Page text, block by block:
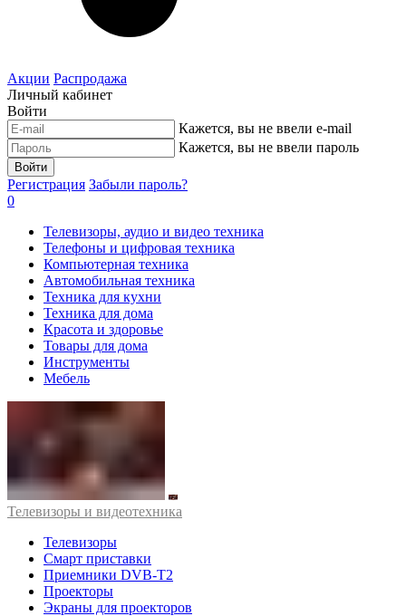
Акции Распродажа
Личный кабинет
Войти
Кажется, вы не ввели e-mail
Кажется, вы не ввели пароль
Войти
Регистрация Забыли пароль?
0
Телевизоры, аудио и видео техника
Телефоны и цифровая техника
Компьютерная техника
Автомобильная техника
Техника для кухни
Техника для дома
Красота и здоровье
Товары для дома
Инструменты
Мебель
Телевизоры и видеотехника
Телевизоры
Смарт приставки
Приемники DVB-T2
Проекторы
Экраны для проекторов